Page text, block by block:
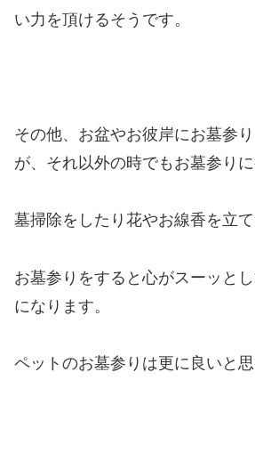
い力を頂けるそうです。
その他、お盆やお彼岸にお墓参
が、それ以外の時でもお墓参りに
墓掃除をしたり花やお線香を立て
お墓参りをすると心がスーッと
になります。
ペットのお墓参りは更に良いと思